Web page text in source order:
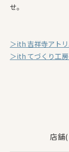
せ。
＞ith 吉祥寺アト
＞ith てづくり工
店舗